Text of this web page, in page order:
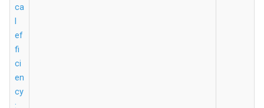
ca
l
ef
fi
ci
en
cy
: